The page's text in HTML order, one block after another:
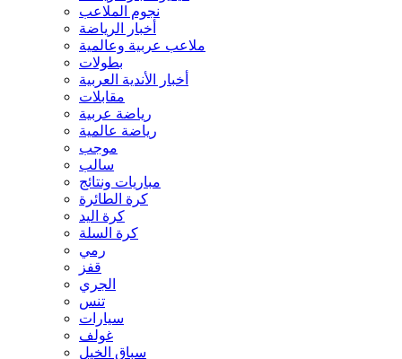
نجوم الملاعب
أخبار الرياضة
ملاعب عربية وعالمية
بطولات
أخبار الأندية العربية
مقابلات
رياضة عربية
رياضة عالمية
موجب
سالب
مباريات ونتائج
كرة الطائرة
كرة اليد
كرة السلة
رمي
قفز
الجري
تنس
سيارات
غولف
سباق الخيل